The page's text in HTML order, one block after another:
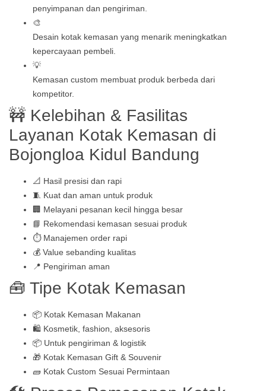
penyimpanan dan pengiriman.
🎨
Desain kotak kemasan yang menarik meningkatkan
kepercayaan pembeli.
💡
Kemasan custom membuat produk berbeda dari
kompetitor.
🚧 Kelebihan & Fasilitas
Layanan Kotak Kemasan di
Bojongloa Kidul Bandung
📐 Hasil presisi dan rapi
🧵 Kuat dan aman untuk produk
🏢 Melayani pesanan kecil hingga besar
📘 Rekomendasi kemasan sesuai produk
⏱️ Manajemen order rapi
💰 Value sebanding kualitas
📍 Pengiriman aman
🧰 Tipe Kotak Kemasan
📦 Kotak Kemasan Makanan
🛍️ Kosmetik, fashion, aksesoris
📦 Untuk pengiriman & logistik
🎁 Kotak Kemasan Gift & Souvenir
🧱 Kotak Custom Sesuai Permintaan